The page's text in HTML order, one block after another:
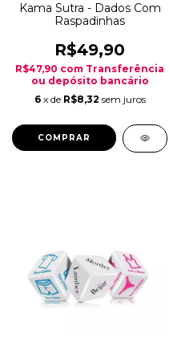
Kama Sutra - Dados Com
Raspadinhas
R$49,90
R$47,90 com Transferência
ou depósito bancário
6 x de R$8,32 sem juros